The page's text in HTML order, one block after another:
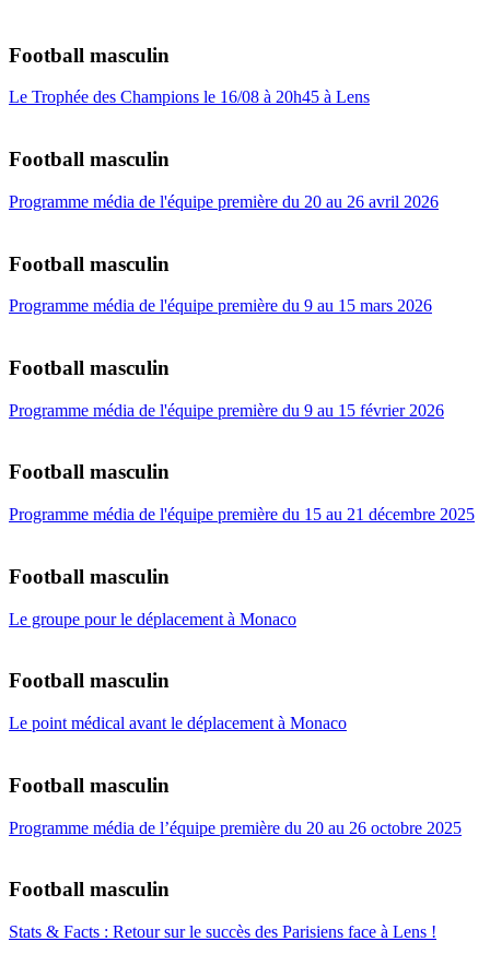
Football masculin
Le Trophée des Champions le 16/08 à 20h45 à Lens
Football masculin
Programme média de l'équipe première du 20 au 26 avril 2026
Football masculin
Programme média de l'équipe première du 9 au 15 mars 2026
Football masculin
Programme média de l'équipe première du 9 au 15 février 2026
Football masculin
Programme média de l'équipe première du 15 au 21 décembre 2025
Football masculin
Le groupe pour le déplacement à Monaco
Football masculin
Le point médical avant le déplacement à Monaco
Football masculin
Programme média de l’équipe première du 20 au 26 octobre 2025
Football masculin
Stats & Facts : Retour sur le succès des Parisiens face à Lens !